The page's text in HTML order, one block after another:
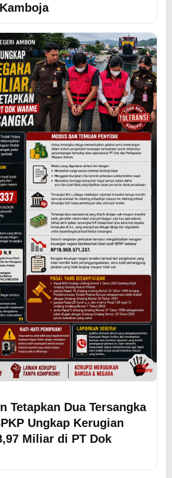
Tetapkan Dua Tersangka
Ungkap Kerugian
Miliar di PT Dok